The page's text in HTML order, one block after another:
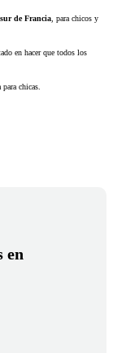
sur de Francia , para chicos y
en hacer que todos los
chicas.
en